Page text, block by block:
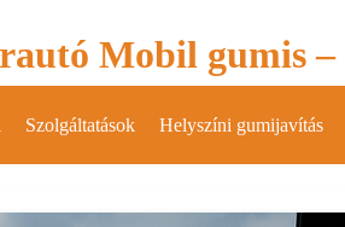
Mobil gumis –
Szolgáltatások Helyszíni gumijavítás